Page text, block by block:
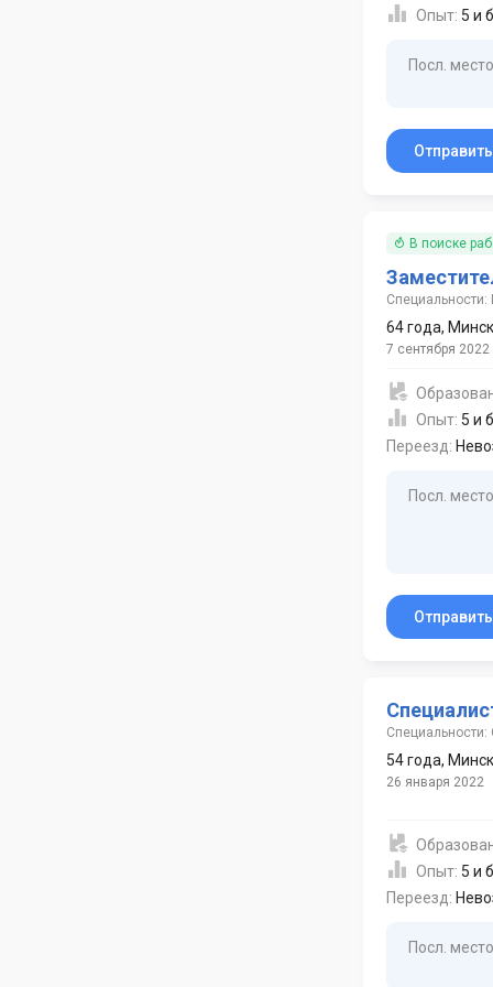
Опыт: 5 и
Посл.
В поиске
Специальности:
64 года, Минск
7 сентября 2022
Опыт: 5 и
Переезд:
Посл.
Специальности:
54 года, Минск
26 января 2022
Опыт: 5 и
Переезд:
Посл.